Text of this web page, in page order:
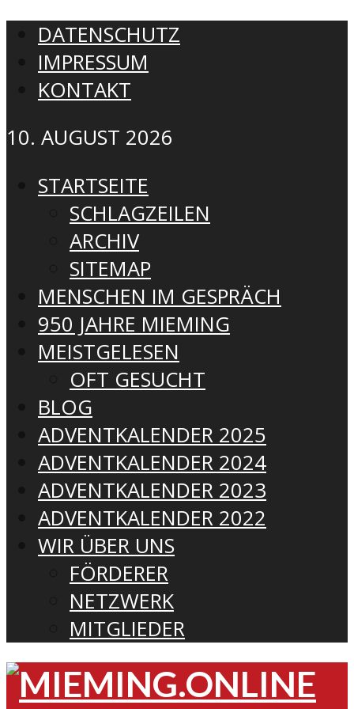
DATENSCHUTZ
IMPRESSUM
KONTAKT
10. AUGUST 2026
STARTSEITE
SCHLAGZEILEN
ARCHIV
SITEMAP
MENSCHEN IM GESPRÄCH
950 JAHRE MIEMING
MEISTGELESEN
OFT GESUCHT
BLOG
ADVENTKALENDER 2025
ADVENTKALENDER 2024
ADVENTKALENDER 2023
ADVENTKALENDER 2022
WIR ÜBER UNS
FÖRDERER
NETZWERK
MITGLIEDER